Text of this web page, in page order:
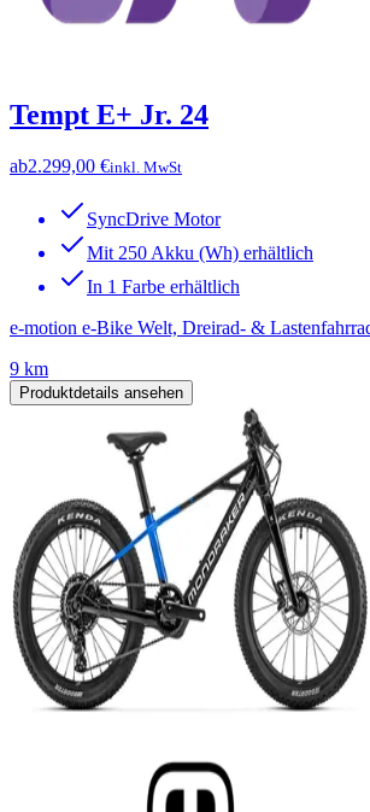
Tempt E+ Jr. 24
ab2.299,00 €inkl. MwSt
SyncDrive Motor
Mit 250 Akku (Wh) erhältlich
In 1 Farbe erhältlich
e-motion e-Bike Welt, Dreirad- &
9 km
Produktdetails ansehen